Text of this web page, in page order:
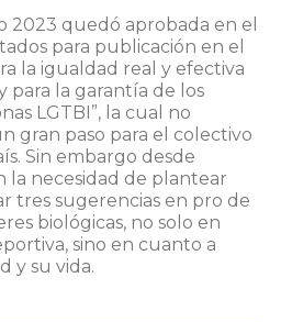
2023 quedó aprobada en el
para publicación en el
la igualdad real y efectiva
para la garantía de los
LGTBI”, la cual no
gran paso para el colectivo
Sin embargo desde
la necesidad de plantear
tres sugerencias en pro de
biológicas, no solo en
sino en cuanto a
y su vida.